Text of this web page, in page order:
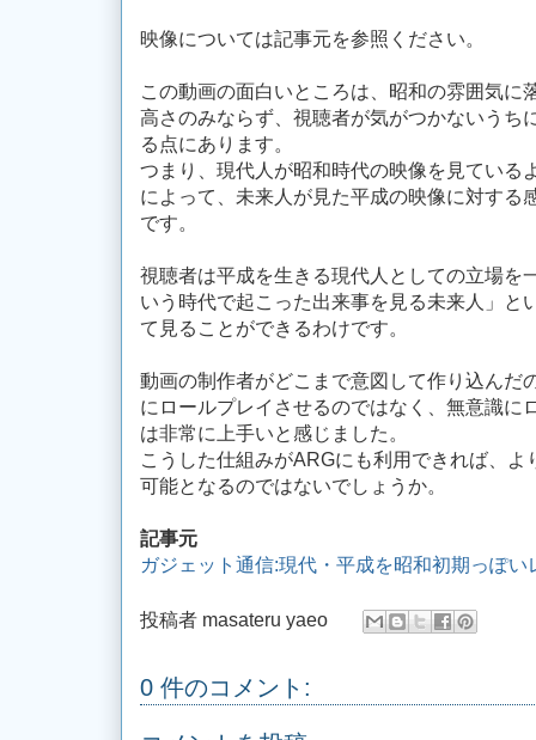
映像については記事元を参照ください。
この動画の面白いところは、昭和の雰囲気に
高さのみならず、視聴者が気がつかないうち
る点にあります。
つまり、現代人が昭和時代の映像を見ている
によって、未来人が見た平成の映像に対する
です。
視聴者は平成を生きる現代人としての立場を
いう時代で起こった出来事を見る未来人」と
て見ることができるわけです。
動画の制作者がどこまで意図して作り込んだ
にロールプレイさせるのではなく、無意識に
は非常に上手いと感じました。
こうした仕組みがARGにも利用できれば、
可能となるのではないでしょうか。
記事元
ガジェット通信:現代・平成を昭和初期っぽ
投稿者 masateru yaeo
0 件のコメント: